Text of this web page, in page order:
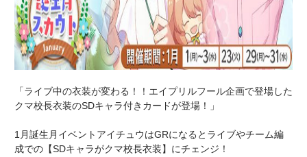
「ライブ中の衣装が変わる！！エイプリルフール企画で登場した
クマ校長衣装のSDキャラ付きカードが登場！」
1月誕生月イベントアイチュウはGRになるとライブやチーム編
成での【SDキャラがクマ校長衣装】にチェンジ！